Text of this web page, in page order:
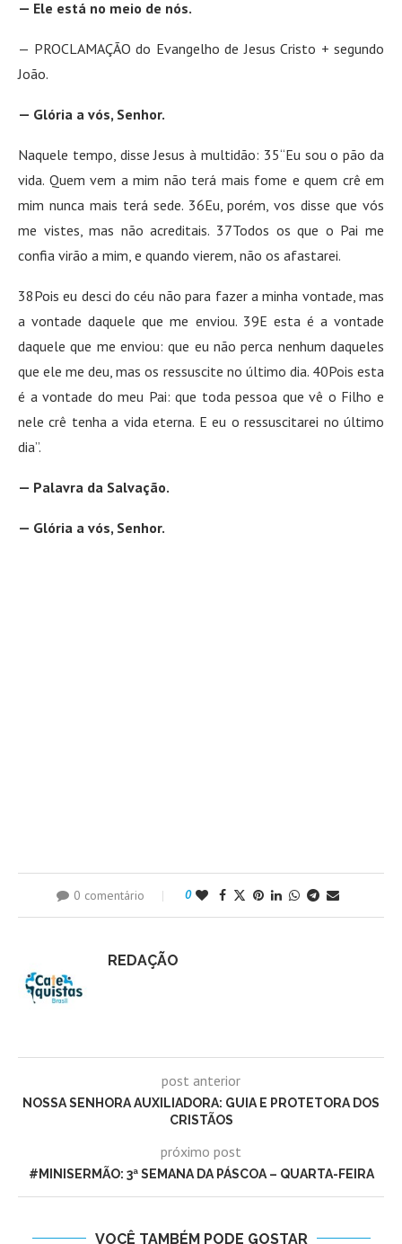
— Ele está no meio de nós.
— PROCLAMAÇÃO do Evangelho de Jesus Cristo + segundo
João.
— Glória a vós, Senhor.
Naquele tempo, disse Jesus à multidão: 35“Eu sou o pão da
vida. Quem vem a mim não terá mais fome e quem crê em
mim nunca mais terá sede. 36Eu, porém, vos disse que vós
me vistes, mas não acreditais. 37Todos os que o Pai me
confia virão a mim, e quando vierem, não os afastarei.
38Pois eu desci do céu não para fazer a minha vontade, mas
a vontade daquele que me enviou. 39E esta é a vontade
daquele que me enviou: que eu não perca nenhum daqueles
que ele me deu, mas os ressuscite no último dia. 40Pois esta
é a vontade do meu Pai: que toda pessoa que vê o Filho e
nele crê tenha a vida eterna. E eu o ressuscitarei no último
dia”.
— Palavra da Salvação.
— Glória a vós, Senhor.
0 comentário 0
REDAÇÃO
post anterior
NOSSA SENHORA AUXILIADORA: GUIA E PROTETORA DOS
CRISTÃOS
próximo post
#MINISERMÃO: 3ª SEMANA DA PÁSCOA – QUARTA-FEIRA
VOCÊ TAMBÉM PODE GOSTAR